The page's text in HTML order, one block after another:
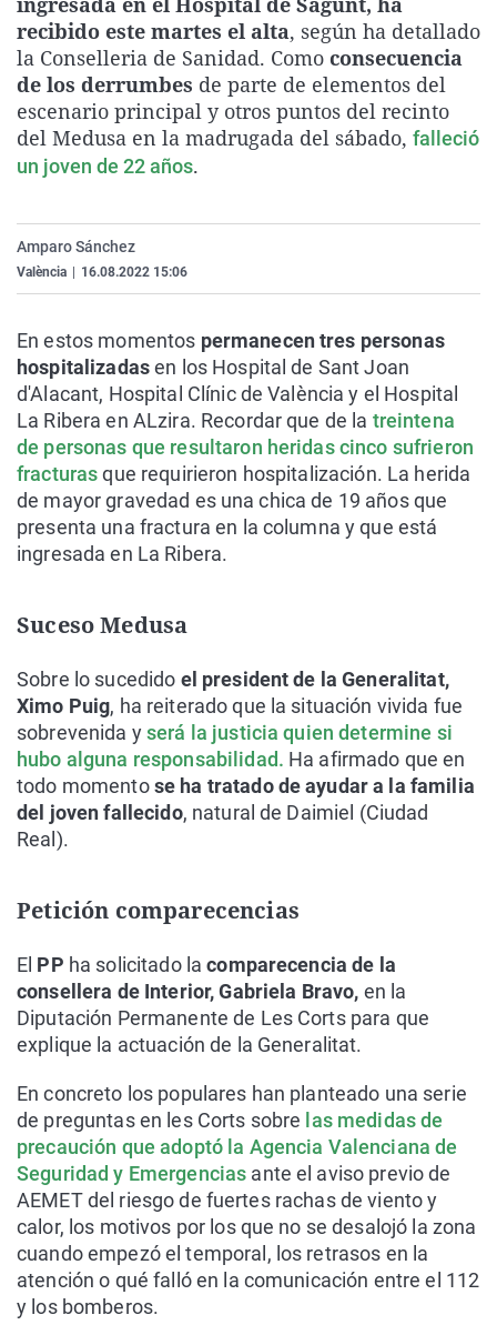
La rosa de los vientos
Gente viajera
Como el perro y el
Caso
Retornados
Equipo de
Operación Viuda
Extremadura
Galicia
La Rioja
Navarra
Virales
Televisión
Elecciones
recibido este martes el alta, según ha detallado
la Conselleria de Sanidad. Como consecuencia
de los derrumbes de parte de elementos del
escenario principal y otros puntos del recinto
del Medusa en la madrugada del sábado, falleció
un joven de 22 años.
Amparo Sánchez
València 16.08.2022 15:06
En estos momentos permanecen tres personas
hospitalizadasen los Hospital de Sant Joan
d'Alacant, Hospital Clínic de València y el Hospital
La Ribera en ALzira. Recordar que de la treintena
de personas que resultaron heridas cinco sufrieron
fracturasque requirieron hospitalización. La herida
de mayor gravedad es una chica de 19 años que
presenta una fractura en la columna y que está
ingresada en La Ribera.
Suceso Medusa
Sobre lo sucedido el president de la Generalitat,
Ximo Puig, ha reiterado que la situación vivida fue
sobrevenida yserá la justicia quien determine si
hubo alguna responsabilidad. Ha afirmado que en
todo momentose ha tratado de ayudar a la familia
del joven fallecido, natural de Daimiel (Ciudad
Real).
Petición comparecencias
El PP ha solicitado lacomparecencia de la
consellera de Interior, Gabriela Bravo, en la
Diputación Permanente de Les Corts para que
explique la actuación de la Generalitat.
En concreto los populares han planteado una serie
de preguntas en les Corts sobre las medidas de
precaución que adoptó la Agencia Valenciana de
Seguridad y Emergencias ante el aviso previo de
AEMET del riesgo de fuertes rachas de viento y
calor, los motivos por los que no se desalojó la zona
cuando empezó el temporal, los retrasos en la
atención o qué falló en la comunicación entre el 112
y los bomberos.